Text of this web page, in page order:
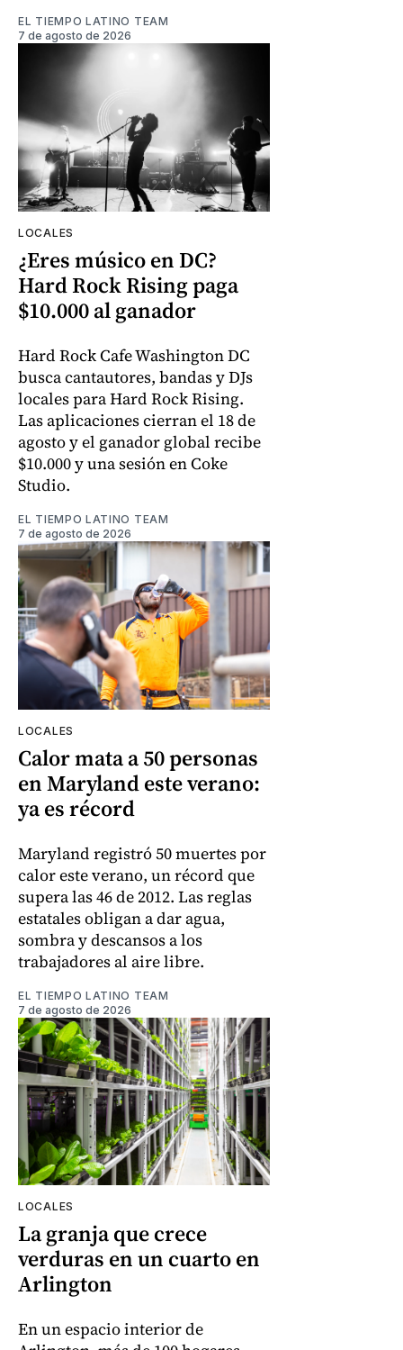
EL TIEMPO LATINO TEAM
7 de agosto de 2026
LOCALES
¿Eres músico en DC?
Hard Rock Rising paga
$10.000 al ganador
Hard Rock Cafe Washington DC
busca cantautores, bandas y DJs
locales para Hard Rock Rising.
Las aplicaciones cierran el 18 de
agosto y el ganador global recibe
$10.000 y una sesión en Coke
Studio.
EL TIEMPO LATINO TEAM
7 de agosto de 2026
LOCALES
Calor mata a 50 personas
en Maryland este verano:
ya es récord
Maryland registró 50 muertes por
calor este verano, un récord que
supera las 46 de 2012. Las reglas
estatales obligan a dar agua,
sombra y descansos a los
trabajadores al aire libre.
EL TIEMPO LATINO TEAM
7 de agosto de 2026
LOCALES
La granja que crece
verduras en un cuarto en
Arlington
En un espacio interior de